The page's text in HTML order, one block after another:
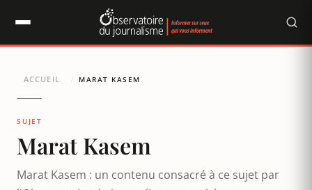
ACCUEIL / MARAT KASEM
SUJET
Marat Kasem
Marat Kasem : un contenu consacré à ce sujet par
Panneau de gestion des cookies